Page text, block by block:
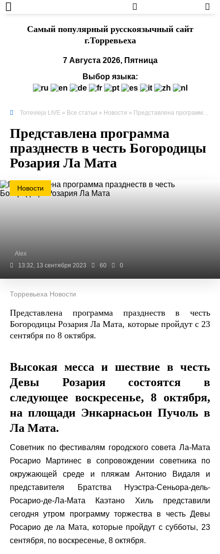
Cамый популярный русскоязычный сайт
г.Торревьеха
7 Августа 2026, Пятница
Выбор языка:
Torrevieja LIVE » Все статьи » Новости » Представлена ​​программа празднеств в честь Богородицы Розария Ла Мата
Представлена ​​программа
празднеств в честь Богородицы
Розария Ла Мата
Новости
Alex
13:32, 13 сентября 2023
60 0
Торревьеха Новости
Представлена ​​программа празднеств в честь
Богородицы Розария Ла Мата, которые пройдут с 23
сентября по 8 октября.
Высокая месса и шествие в честь
Девы Розария состоятся в
следующее воскресенье, 8 октября,
на площади Энкарнасьон Пучоль в
Ла Мата.
Советник по фестивалям городского совета Ла-Мата
Росарио Мартинес в сопровождении советника по
окружающей среде и пляжам Антонио Видаля и
представителя Братства Нуэстра-Сеньора-дель-
Росарио-де-Ла-Мата Каэтано Хиль представили
сегодня утром программу торжества в честь Девы
Росарио де ла Мата, которые пройдут с субботы, 23
сентября, по воскресенье, 8 октября.